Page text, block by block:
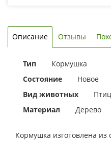
Описание Отзывы
Тип
Кормушка
Состояние
Новое
Вид животных
Материал
Дерево
Кормушка изготовлена из